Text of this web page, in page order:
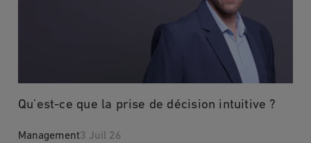
Qu’est-ce que la prise de décision intuitive ?
Management3 Juil 26